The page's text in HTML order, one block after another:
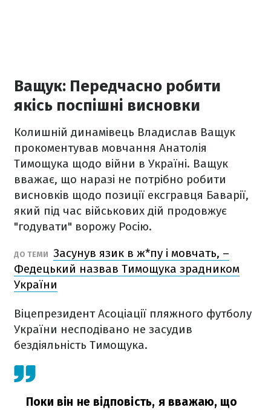
Ващук: Передчасно робити
якісь поспішні висновки
Колишній динамівець Владислав Ващук
прокоментував мовчання Анатолія
Тимощука щодо війни в Україні. Ващук
вважає, що наразі не потрібно робити
висновків щодо позиції ексгравця Баварії,
який під час військових дій продовжує
"годувати" ворожу Росію.
ДО ТЕМИ Засунув язик в ж*пу і мовчать, –
Федецький назвав Тимощука зрадником
України
Віцепрезидент Асоціації пляжного футболу
України несподівано не засудив
бездіяльність Тимощука.
Поки він не відповість, я вважаю, що